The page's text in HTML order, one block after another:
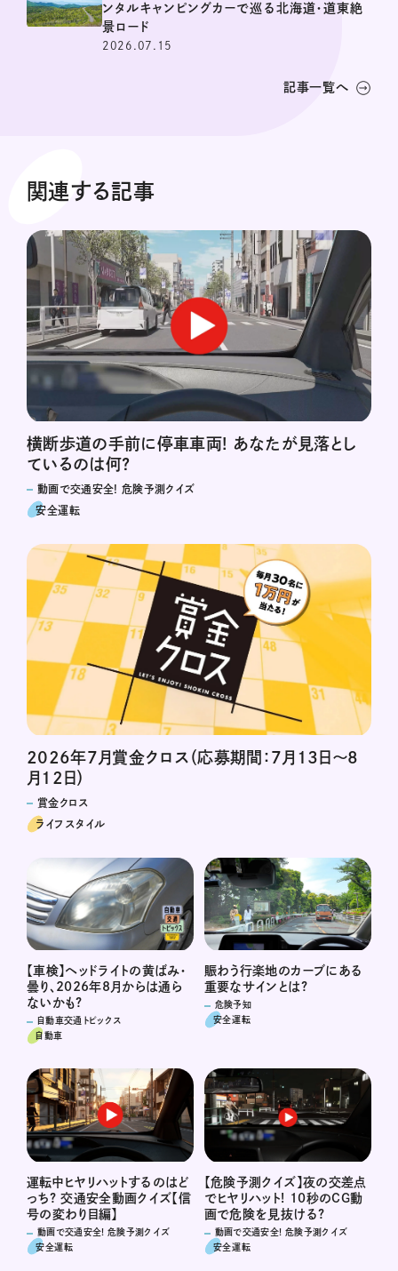
ンタルキャンピングカーで巡る北海道・道東絶
景ロード
2026.07.15
記事一覧へ
関連する記事
横断歩道の手前に停車車両! あなたが見落とし
ているのは何?
動画で交通安全! 危険予測クイズ
安全運転
2026年7月賞金クロス（応募期間：7月13日～8
月12日）
賞金クロス
ライフスタイル
【車検】ヘッドライトの黄ばみ・
曇り、2026年8月からは通ら
ないかも?
自動車交通トピックス
自動車
賑わう行楽地のカーブにある
重要なサインとは?
危険予知
安全運転
運転中ヒヤリハットするのはど
っち? 交通安全動画クイズ【信
号の変わり目編】
動画で交通安全! 危険予測クイズ
安全運転
【危険予測クイズ】夜の交差点
でヒヤリハット! 10秒のCG動
画で危険を見抜ける?
動画で交通安全! 危険予測クイズ
安全運転